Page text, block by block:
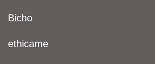
Bicho
ethicame